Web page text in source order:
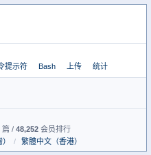
提示符 Bash 上传 统计
篇 / 48,252 会员排行
/ 繁體中文（香港）